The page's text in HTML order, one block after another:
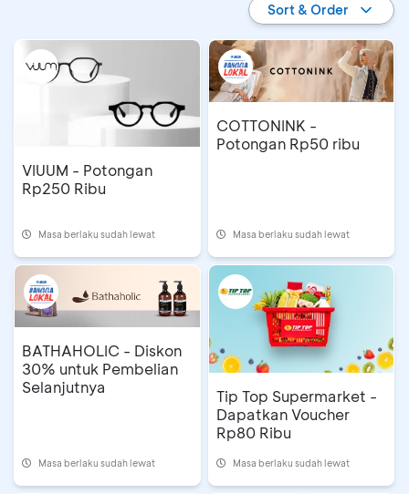
Sort & Order
VIUUM - Potongan
Rp250 Ribu
Masa berlaku sudah lewat
COTTONINK -
Potongan Rp50 ribu
Masa berlaku sudah lewat
BATHAHOLIC - Diskon
30% untuk Pembelian
Selanjutnya
Masa berlaku sudah lewat
Tip Top Supermarket -
Dapatkan Voucher
Rp80 Ribu
Masa berlaku sudah lewat